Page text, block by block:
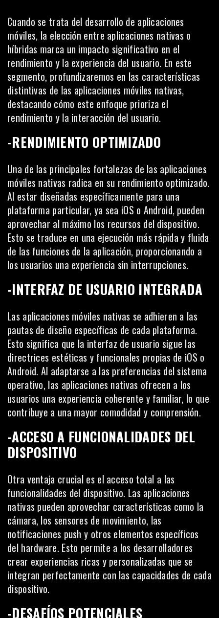
Cuando se trata del desarrollo de aplicaciones
móviles, la elección entre aplicaciones nativas o
híbridas marca un impacto significativo en el
rendimiento y la experiencia del usuario. En este
segmento, profundizaremos en las características
distintivas de las aplicaciones móviles nativas,
destacando cómo este enfoque prioriza el
rendimiento y la interacción del usuario.
-RENDIMIENTO OPTIMIZADO
Una de las principales fortalezas de las aplicaciones
móviles nativas radica en su rendimiento optimizado.
Al estar diseñadas específicamente para una
plataforma particular, ya sea iOS o Android, pueden
aprovechar al máximo los recursos del dispositivo.
Esto se traduce en una ejecución más rápida y fluida
de las funciones de la aplicación, proporcionando a
los usuarios una experiencia sin interrupciones.
-INTERFAZ DE USUARIO INTEGRADA
Las aplicaciones móviles nativas se adhieren a las
pautas de diseño específicas de cada plataforma.
Esto significa que la interfaz de usuario sigue las
directrices estéticas y funcionales propias de iOS o
Android. Al adaptarse a las preferencias del sistema
operativo, las aplicaciones nativas ofrecen a los
usuarios una experiencia coherente y familiar, lo que
contribuye a una mayor comodidad y comprensión.
-ACCESO A FUNCIONALIDADES DEL
DISPOSITIVO
Otra ventaja crucial es el acceso total a las
funcionalidades del dispositivo. Las aplicaciones
nativas pueden aprovechar características como la
cámara, los sensores de movimiento, las
notificaciones push y otros elementos específicos
del hardware. Esto permite a los desarrolladores
crear experiencias ricas y personalizadas que se
integran perfectamente con las capacidades de cada
dispositivo.
-DESAFÍOS POTENCIALES